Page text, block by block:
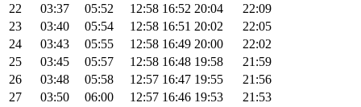
22
03:37 05:52 12:58 16:52 20:04
22:09
23
03:40 05:54 12:58 16:51 20:02
22:05
24
03:43 05:55 12:58 16:49 20:00
22:02
25
03:45 05:57 12:58 16:48 19:58
21:59
26
03:48 05:58 12:57 16:47 19:55
21:56
27
03:50 06:00 12:57 16:46 19:53
21:53